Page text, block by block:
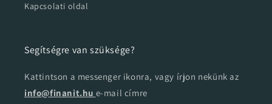
Kapcsolati oldal
Segítségre van szüksége?
Kattintson a messenger ikonra, vagy írjon nekünk az
info@finanit.hu e-mail címre